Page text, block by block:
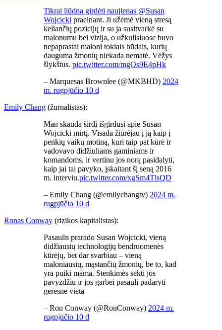
Tikrai liūdna girdėti naujienas @Susan
Wojcicki praeinant. Ji užėmė vieną stresą
keliančių pozicijų ir su ja susitvarkė su
malonumu bei vizija, o užkulisiuose buvo
nepaprastai maloni tokiais būdais, kurių
dauguma žmonių niekada nematė. Vėžys
šlykštus. pic.twitter.com/mgOs9E4pHk
– Marquesas Brownlee (@MKBHD) 2024
m. rugpjūčio 10 d
Emily Chang (žurnalistas):
Man skauda širdį išgirdusi apie Susan
Wojcicki mirtį. Visada žiūrėjau į ją kaip į
penkių vaikų motiną, kuri taip pat kūrė ir
vadovavo didžiuliams gaminiams ir
komandoms, ir vertinu jos norą pasidalyti,
kaip jai tai pavyko, įskaitant šį seną 2016
m. interviu.pic.twitter.com/xgSm4TlsQD
– Emily Chang (@emilychangtv) 2024 m.
rugpjūčio 10 d
Ronas Conway (rizikos kapitalistas):
Pasaulis prarado Susan Wojcicki, vieną
didžiausių technologijų bendruomenės
kūrėjų, bet dar svarbiau – vieną
maloniausių, mąstančių žmonių, be to, kad
yra puiki mama. Stenkimės sekti jos
pavyzdžiu ir jos garbei pasaulį padaryti
geresne vieta
– Ron Conway (@RonConway) 2024 m.
rugpjūčio 10 d